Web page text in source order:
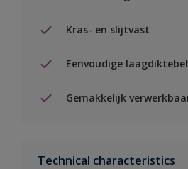
Kras- en slijtvast
Eenvoudige
Gemakkelijk
Technical characteristics